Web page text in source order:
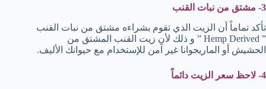
3- مشتق من نبات القنب
تأكد تماماً أن الزيت الذي تقوم بشراءه مشتق من نبات القنب
” Hemp Derived ” و ذلك لأن زيت القنب المشتق من
الحشيش أو الماريجوانا غير آمن للإستخدام مع حيوانك الأليف.
4- لاحظ سعر الزيت دائماً